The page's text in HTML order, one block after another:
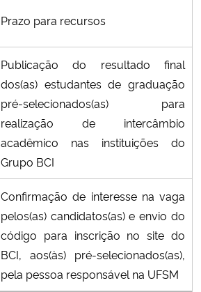
Prazo para recursos
Publicação do resultado final
dos(as) estudantes de graduação
pré-selecionados(as) para
realização de intercâmbio
acadêmico nas instituições do
Grupo BCI
Confirmação de interesse na vaga
pelos(as) candidatos(as) e envio do
código para inscrição no site do
BCI, aos(às) pré-selecionados(as),
pela pessoa responsável na UFSM